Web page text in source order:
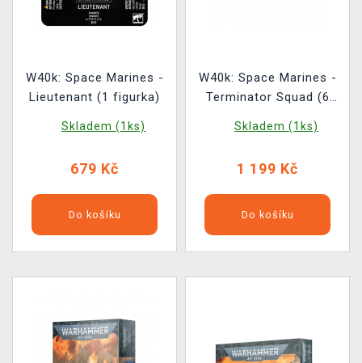
W40k: Space Marines -
Lieutenant (1 figurka)
Skladem (1ks)
679 Kč
Do košíku
W40k: Space Marines -
Terminator Squad (6
Skladem (1ks)
1 199 Kč
Do košíku